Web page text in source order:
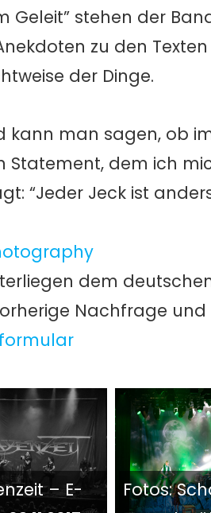
Geleit” stehen der
zu den
der Dinge.
kann man sagen, ob
Statement, dem ich
“Jeder Jeck ist
dem
Nachfrage
– E-
Fotos: